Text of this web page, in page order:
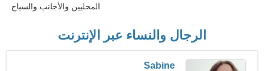
المحليين والأجانب والسياح.
الرجال والنساء عبر الإنترنت
Sabine